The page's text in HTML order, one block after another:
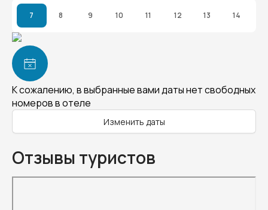
7 8 9 10 11 12 13 14
К сожалению, в выбранные вами даты нет свободных
номеров в отеле
Изменить даты
Отзывы туристов